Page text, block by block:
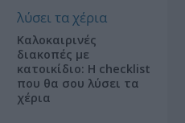
Καλοκαιρινές
διακοπές με
κατοικίδιο: Η checklist
που θα σου λύσει τα
χέρια